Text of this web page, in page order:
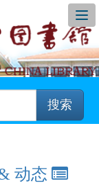
搜索
动态